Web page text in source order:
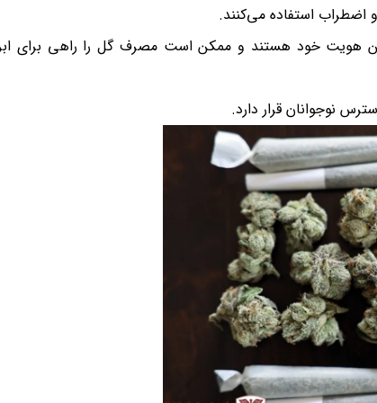
استفاده می‌کنند.
هویت خود هستند و ممکن است مصرف گل را راهی برای
نوجوانان قرار دارد.